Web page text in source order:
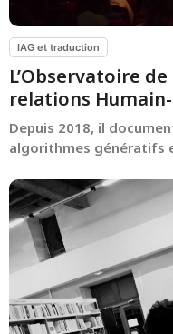
IAG et traduction
L’Observatoire
relations
Depuis 2018, il
algorithmes génératifs